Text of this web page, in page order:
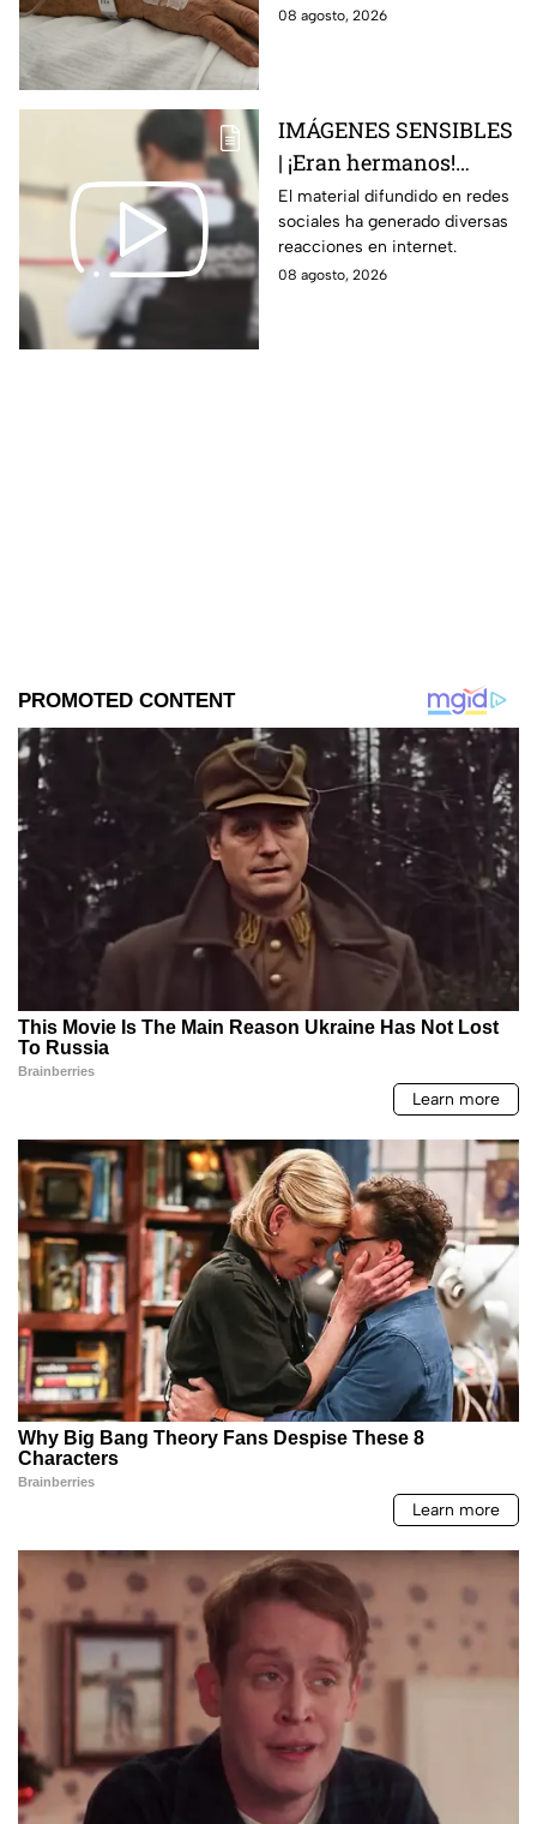
adulteradas en Celaya:
causó la intoxicación.
08 agosto, 2026
IMÁGENES SENSIBLES
| ¡Eran hermanos!
Captan brut4l agresión
contra un hombre que
perdió la vid4
El material difundido en redes
sociales ha generado diversas
reacciones en internet.
08 agosto, 2026